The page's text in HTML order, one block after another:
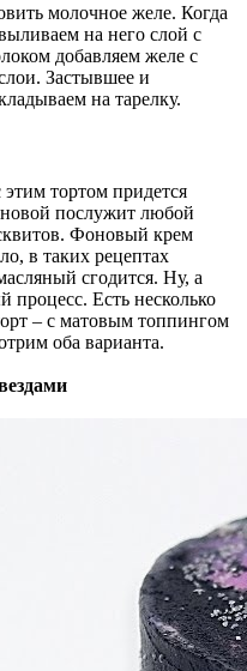
молочное желе. Когда
на него слой с
добавляем желе с
Застывшее и
на тарелку.
тортом придется
послужит любой
Фоновый крем
в таких рецептах
сгодится. Ну, а
процесс. Есть несколько
– с матовым топпингом
оба варианта.